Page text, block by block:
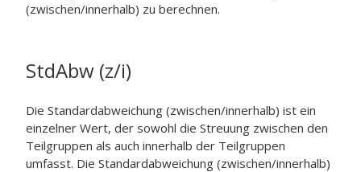
(zwischen/innerhalb) zu berechnen.
StdAbw (z/i)
Die Standardabweichung (zwischen/innerhalb) ist ein
einzelner Wert, der sowohl die Streuung zwischen den
Teilgruppen als auch innerhalb der Teilgruppen
umfasst. Die Standardabweichung (zwischen/innerhalb)